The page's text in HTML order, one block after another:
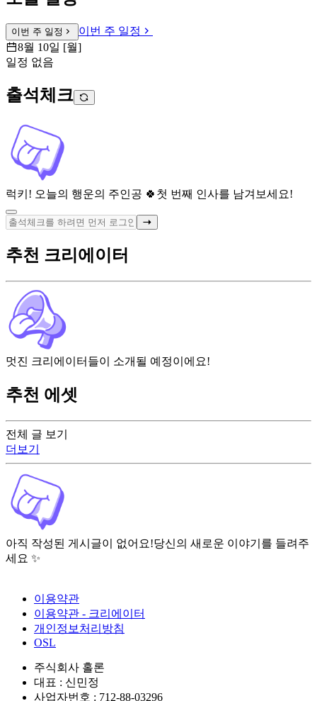
이번 주 일정
이번 주 일정
8월 10일 [월]
일정 없음
출석체크
럭키! 오늘의 행운의 주인공 🍀 첫 번째 인사를 남겨보세요!
전체 글 보기
더보기
아직 작성된 게시글이 없어요!당신의 새로운 이야기를 들려주
세요 ✨
추천 크리에이터
멋진 크리에이터들이 소개될 예정이에요!
추천 에셋
이용약관
이용약관 - 크리에이터
개인정보처리방침
OSL
주식회사 홀론
대표 : 신민정
사업자번호 : 712-88-03296